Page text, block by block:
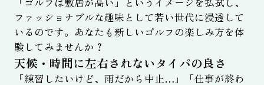
ファッショナブルな趣味として若い世代に浸透して
いるのです。あなたも新しいゴルフの楽しみ方を体
験してみませんか？
天候・時間に左右されないタイパの良さ
「練習したいけど、雨だから中止…」「仕事が終わ